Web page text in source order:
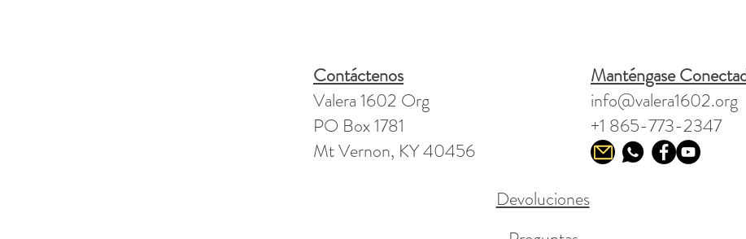
Contáctenos
Valera 1602 Org
PO Box 1781
Mt Vernon, KY 40456
Manténgase
info@valera1602.org
+1 865-773-2347
Devoluciones